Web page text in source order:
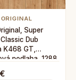
Super
Dub
K468 GT,
podlaha, 1288